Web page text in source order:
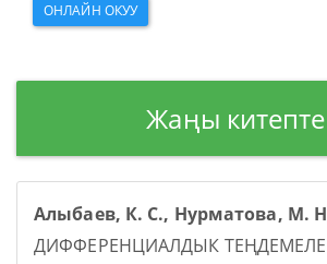
ОНЛАЙН ОКУУ
Жаңы
Алыбаев, К. С., Нурматова, М.
ДИФФЕРЕНЦИАЛДЫК